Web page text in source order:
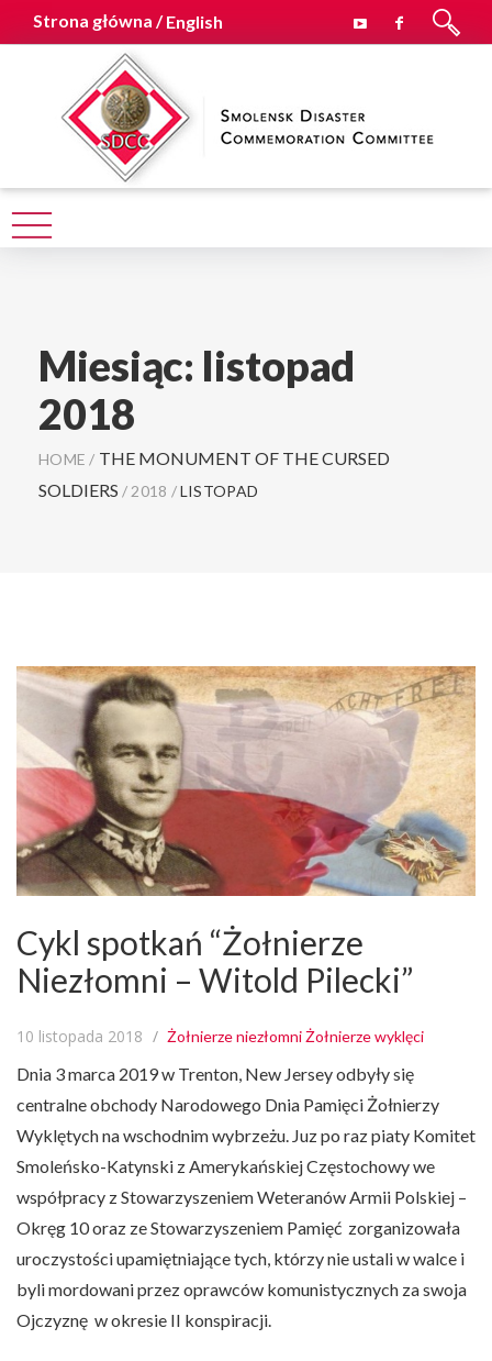
Strona główna /English
Miesiąc: listopad
2018
HOME / THE MONUMENT OF THE CURSED
SOLDIERS /2018 /LISTOPAD
Cykl spotkań “Żołnierze
Niezłomni – Witold Pilecki”
10 listopada 2018 Żołnierze niezłomniŻołnierze wyklęci
Dnia 3 marca 2019 w Trenton, New Jersey odbyły się
centralne obchody Narodowego Dnia Pamięci Żołnierzy
Wyklętych na wschodnim wybrzeżu. Juz po raz piaty Komitet
Smoleńsko-Katynski z Amerykańskiej Częstochowy we
współpracy z Stowarzyszeniem Weteranów Armii Polskiej –
Okręg 10 oraz ze Stowarzyszeniem Pamięć zorganizowała
uroczystości upamiętniające tych, którzy nie ustali w walce i
byli mordowani przez oprawców komunistycznych za swoja
Ojczyznę w okresie II konspiracji.